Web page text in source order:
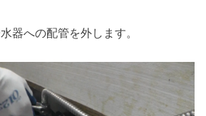
器への配管を外します。